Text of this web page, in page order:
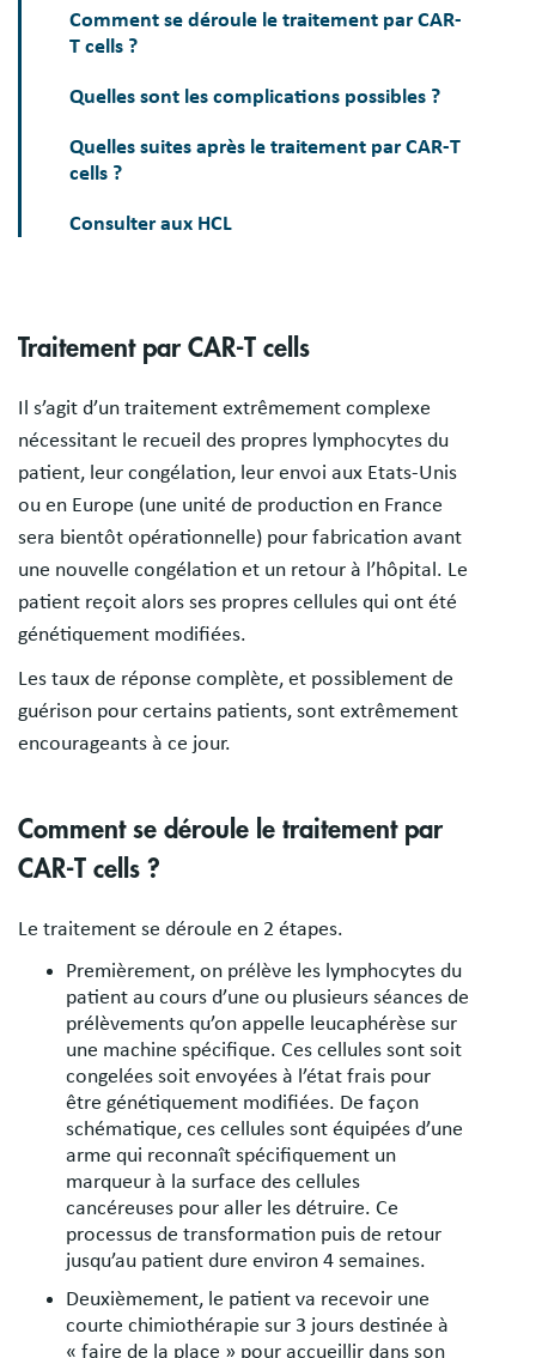
Comment se déroule le traitement par CAR-
T cells ?
Quelles sont les complications possibles ?
Quelles suites après le traitement par CAR-T
cells ?
Consulter aux HCL
Traitement par CAR-T cells
Il s’agit d’un traitement extrêmement complexe
nécessitant le recueil des propres lymphocytes du
patient, leur congélation, leur envoi aux Etats-Unis
ou en Europe (une unité de production en France
sera bientôt opérationnelle) pour fabrication avant
une nouvelle congélation et un retour à l’hôpital. Le
patient reçoit alors ses propres cellules qui ont été
génétiquement modifiées.
Les taux de réponse complète, et possiblement de
guérison pour certains patients, sont extrêmement
encourageants à ce jour.
Comment se déroule le traitement par
CAR-T cells ?
Le traitement se déroule en 2 étapes.
Premièrement, on prélève les lymphocytes du
patient au cours d’une ou plusieurs séances de
prélèvements qu’on appelle leucaphérèse sur
une machine spécifique. Ces cellules sont soit
congelées soit envoyées à l’état frais pour
être génétiquement modifiées. De façon
schématique, ces cellules sont équipées d’une
arme qui reconnaît spécifiquement un
marqueur à la surface des cellules
cancéreuses pour aller les détruire. Ce
processus de transformation puis de retour
jusqu’au patient dure environ 4 semaines.
Deuxièmement, le patient va recevoir une
courte chimiothérapie sur 3 jours destinée à
« faire de la place » pour accueillir dans son